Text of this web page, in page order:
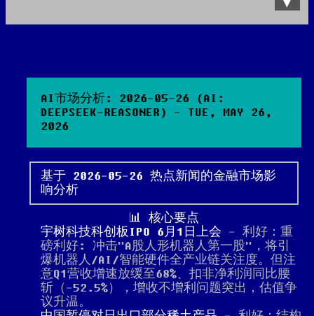
AI市场分析: 2026-05-26 (AI:
DEEPSEEK-REASONER) - TUE, MAY 26,
2026
基于 2026-05-26 热点新闻的金融市场影
响分析
📊 核心要点
宇树科技科创板IPO 6月1日上会 - 利好：重
磅利好: 冲击"A股人形机器人第一股"，将引
爆机器人/AI/智能硬件全产业链关注度。但注
意Q1营收增速放缓至68%、扣非净利润同比腰
斩（-52.5%），增收不增利问题突出，估值争
议升温。